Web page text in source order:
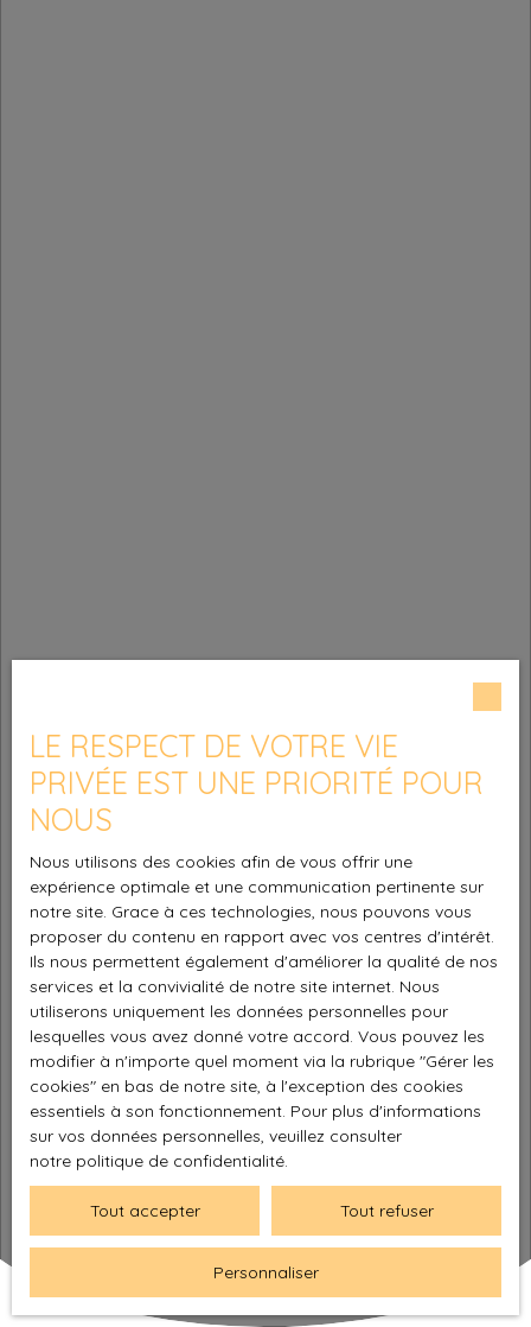
LE RESPECT DE VOTRE VIE
PRIVÉE EST UNE PRIORITÉ POUR
NOUS
Nous utilisons des cookies afin de vous offrir une
expérience optimale et une communication pertinente sur
notre site. Grace à ces technologies, nous pouvons vous
proposer du contenu en rapport avec vos centres d'intérêt.
Ils nous permettent également d'améliorer la qualité de nos
services et la convivialité de notre site internet. Nous
utiliserons uniquement les données personnelles pour
lesquelles vous avez donné votre accord. Vous pouvez les
modifier à n'importe quel moment via la rubrique ″Gérer les
cookies″ en bas de notre site, à l'exception des cookies
essentiels à son fonctionnement. Pour plus d'informations
sur vos données personnelles, veuillez consulter
notre politique de confidentialité.
Tout accepter Tout refuser
Personnaliser